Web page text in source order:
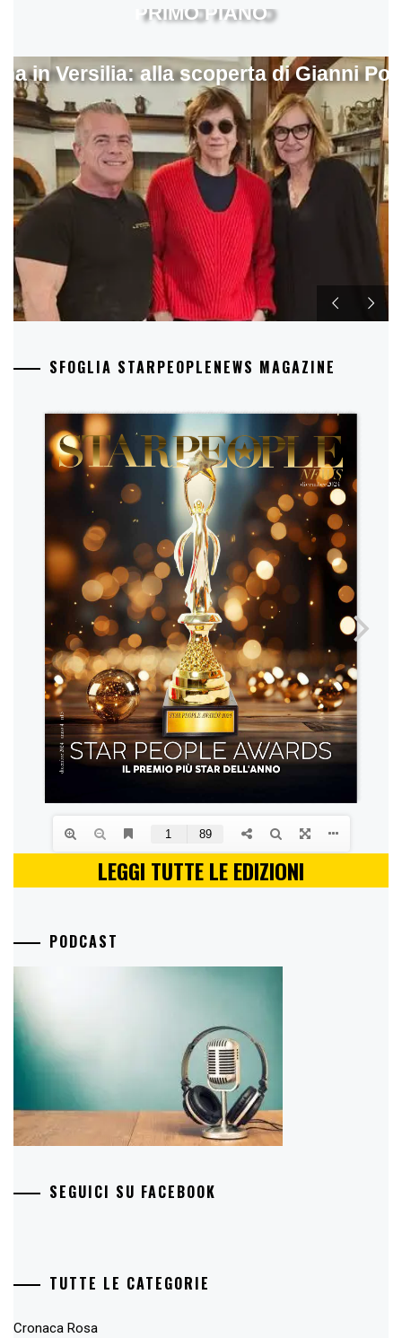
in Versilia: alla scoperta di Gianni
PRIMO PIANO
SFOGLIA STARPEOPLENEWS MAGAZINE
LEGGI TUTTE LE EDIZIONI
PODCAST
SEGUICI SU FACEBOOK
TUTTE LE CATEGORIE
Cronaca Rosa